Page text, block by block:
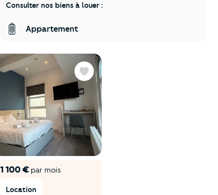
Consulter nos biens à louer :
Appartement
1 100 €par mois
Location
Favoris